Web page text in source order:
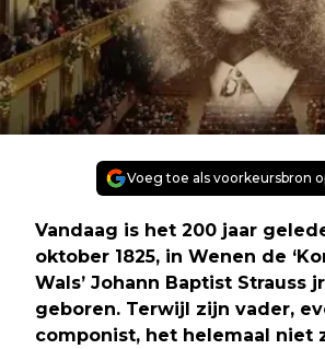
Voeg toe als voorkeursbron
Vandaag is het 200 jaar
oktober 1825, in Wenen de
Wals’ Johann Baptist Strauss
geboren. Terwijl zijn vader,
componist, het helemaal niet